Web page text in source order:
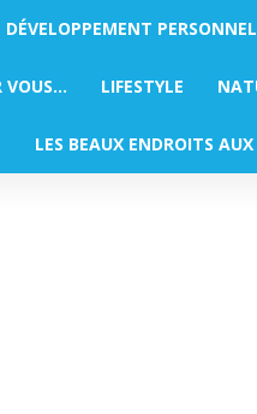
DÉVELOPPEMENT
VOUS… LIFESTYLE
LES BEAUX ENDROITS